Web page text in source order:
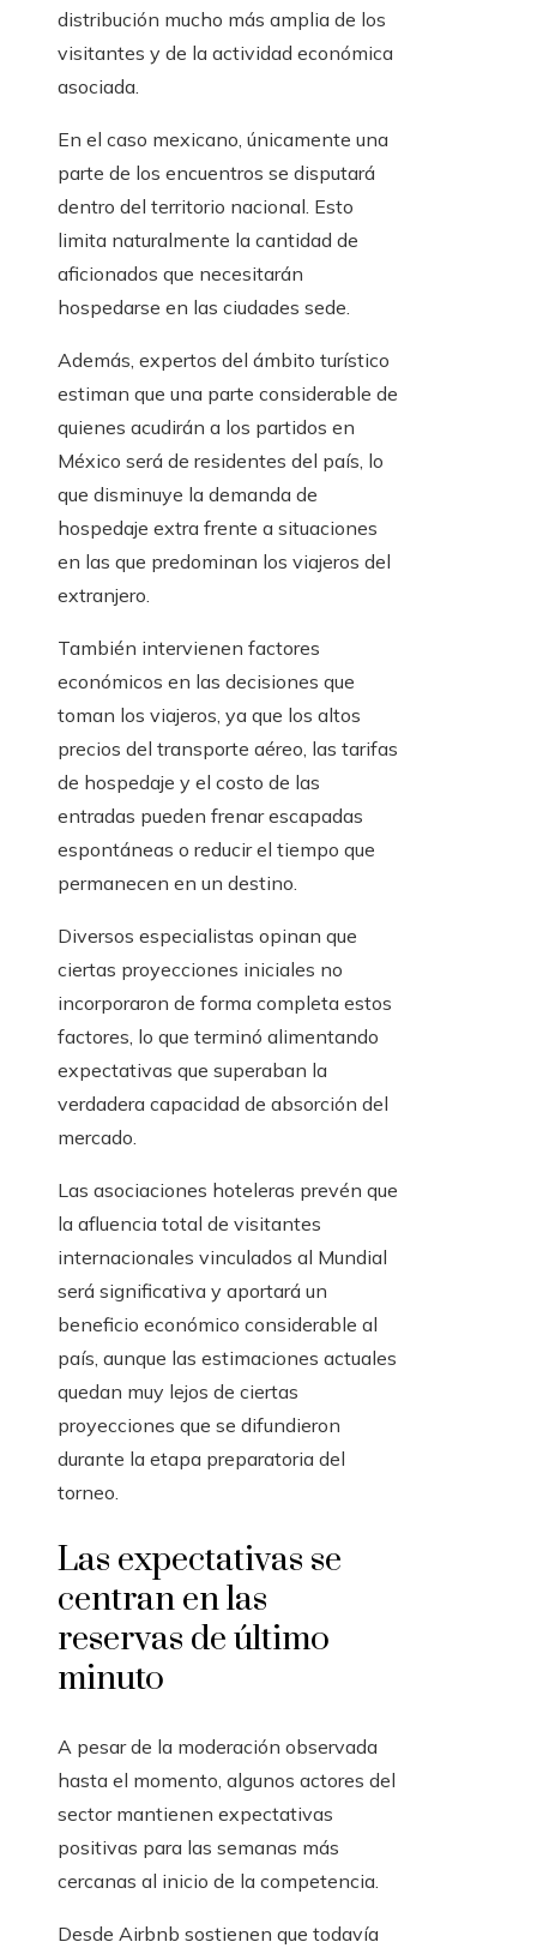
distribución mucho más amplia de los
visitantes y de la actividad económica
asociada.
En el caso mexicano, únicamente una
parte de los encuentros se disputará
dentro del territorio nacional. Esto
limita naturalmente la cantidad de
aficionados que necesitarán
hospedarse en las ciudades sede.
Además, expertos del ámbito turístico
estiman que una parte considerable de
quienes acudirán a los partidos en
México será de residentes del país, lo
que disminuye la demanda de
hospedaje extra frente a situaciones
en las que predominan los viajeros del
extranjero.
También intervienen factores
económicos en las decisiones que
toman los viajeros, ya que los altos
precios del transporte aéreo, las tarifas
de hospedaje y el costo de las
entradas pueden frenar escapadas
espontáneas o reducir el tiempo que
permanecen en un destino.
Diversos especialistas opinan que
ciertas proyecciones iniciales no
incorporaron de forma completa estos
factores, lo que terminó alimentando
expectativas que superaban la
verdadera capacidad de absorción del
mercado.
Las asociaciones hoteleras prevén que
la afluencia total de visitantes
internacionales vinculados al Mundial
será significativa y aportará un
beneficio económico considerable al
país, aunque las estimaciones actuales
quedan muy lejos de ciertas
proyecciones que se difundieron
durante la etapa preparatoria del
torneo.
Las expectativas se
centran en las
reservas de último
minuto
A pesar de la moderación observada
hasta el momento, algunos actores del
sector mantienen expectativas
positivas para las semanas más
cercanas al inicio de la competencia.
Desde Airbnb sostienen que todavía